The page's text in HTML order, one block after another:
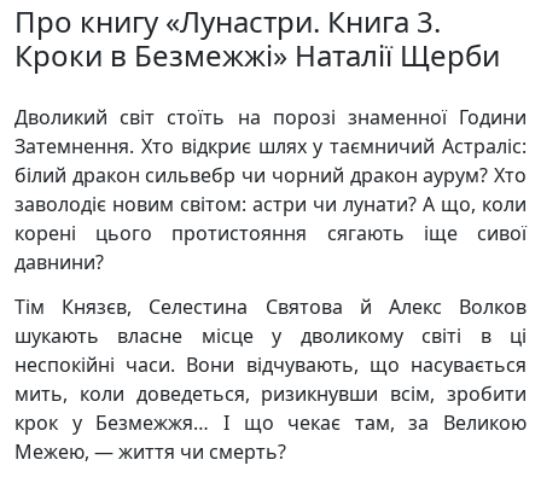
Про книгу «Лунастри. Книга 3.
Кроки в Безмежжі» Наталії Щерби
Дволикий світ стоїть на порозі знаменної Години
Затемнення. Хто відкриє шлях у таємничий Астраліс:
білий дракон сильвебр чи чорний дракон аурум? Хто
заволодіє новим світом: астри чи лунати? А що, коли
корені цього протистояння сягають іще сивої
давнини?
Тім Князєв, Селестина Святова й Алекс Волков
шукають власне місце у дволикому світі в ці
неспокійні часи. Вони відчувають, що насувається
мить, коли доведеться, ризикнувши всім, зробити
крок у Безмежжя… І що чекає там, за Великою
Межею, — життя чи смерть?